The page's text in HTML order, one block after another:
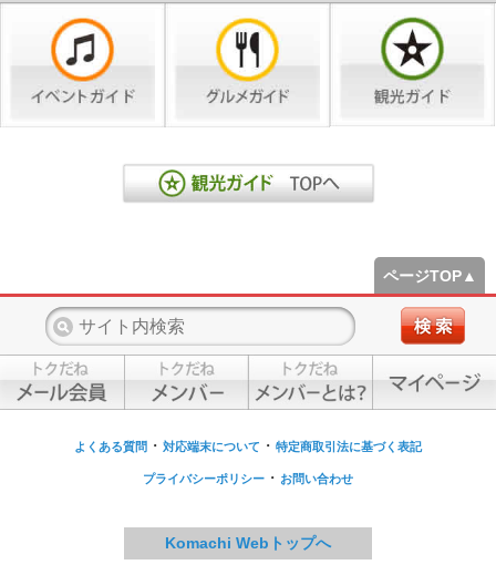
ページTOP▲
よくある質問 ・ 対応端末について ・ 特定商取引法に基づく表記
プライバシーポリシー ・ お問い合わせ
Komachi Webトップへ